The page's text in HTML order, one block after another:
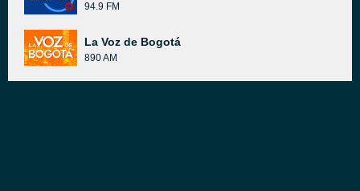
94.9 FM
La Voz de Bogotá
890 AM